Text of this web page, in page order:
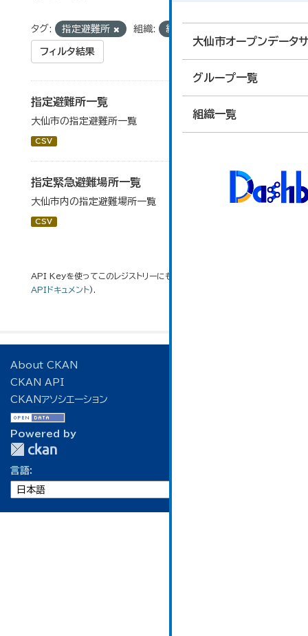
大仙市オープンデータ
グループ一覧
組織一覧
タグ: 指定避難所 組織: 総合防災課
フィルタ結果
指定避難所一覧
大仙市の指定避難所一覧
CSV
指定緊急避難場所一覧
大仙市内の指定避難場所一覧
CSV
API Keyを使ってこのレジストリーにもアクセス可能です
APIドキュメント).
About CKAN
CKAN API
CKANアソシエーション
Powered by
言語